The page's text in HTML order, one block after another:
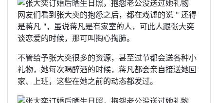
网友们看到张大奕的抱怨之后，都在戏谑的说 " 还得
是蒋凡 "，虽说蒋凡是有家室的人，可此人跟张大奕
谈恋爱的时候，那可叫掏心掏肺。
不管给予张大奕很多的资源，甚至过节都会送各种小
礼物，她每次喝醉酒的时候，蒋凡都会亲自接送她回
家、上班，这些在她之前的动态都发过。